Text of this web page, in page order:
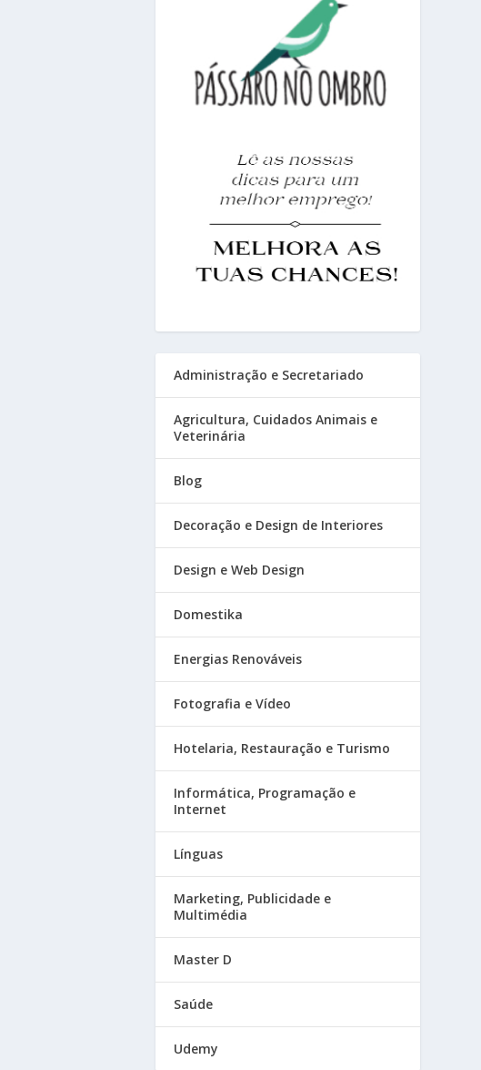
Administração e Secretariado
Agricultura, Cuidados Animais e
Veterinária
Blog
Decoração e Design de Interiores
Design e Web Design
Domestika
Energias Renováveis
Fotografia e Vídeo
Hotelaria, Restauração e Turismo
Informática, Programação e
Internet
Línguas
Marketing, Publicidade e
Multimédia
Master D
Saúde
Udemy